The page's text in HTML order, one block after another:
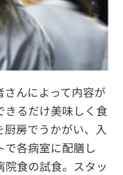
んによって内容が
るだけ美味しく食
房でうかがい、入
で各病室に配膳し
食の試食。スタッ